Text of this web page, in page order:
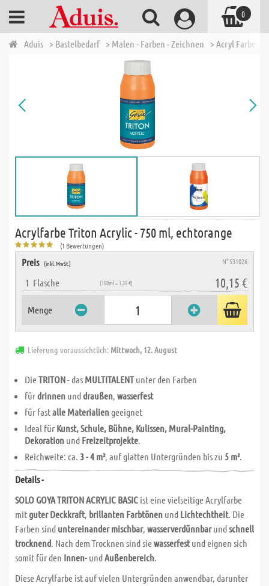
Aduis > Bastelbedarf > Malen - Farben - Zeichnen > Acryl Farben
Acrylfarbe Triton Acrylic - 750 ml, echtorange
(1 Bewertungen)
Preis (inkl. MwSt.) N° 531026
1 Flasche (100ml = 1,35 €) 10,15 €
Menge
Lieferung voraussichtlich: Mittwoch, 12. August
DieTRITON- das MULTITALENTunter den Farben
fürdrinnen unddraußen, wasserfest
für fastalle Materialiengeeignet
Ideal für Kunst, Schule, Bühne, Kulissen, Mural-Painting,
Dekoration und Freizeitprojekte.
Reichweite: ca. 3 - 4 m², auf glatten Untergründen bis zu 5 m².
Details -
SOLO GOYA TRITON ACRYLIC BASIC ist eine vielseitige Acrylfarbe
mitguter Deckkraft, brillanten Farbtönen und Lichtechtheit. Die
Farben sind untereinander mischbar, wasserverdünnbarundschnell
trocknend. Nach dem Trocknen sind siewasserfestund eignen sich
somit für den Innen- undAußenbereich.
Diese Acrylfarbe ist auf vielen Untergründen anwendbar, darunter
0